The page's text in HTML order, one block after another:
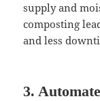
supply and
composting
and less
3.